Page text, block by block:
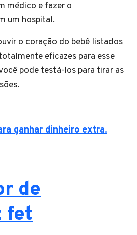
médico e fazer o
um hospital.
o coração do bebê listados
eficazes para esse
pode testá-los para tirar as
ganhar dinheiro extra.
de
fet